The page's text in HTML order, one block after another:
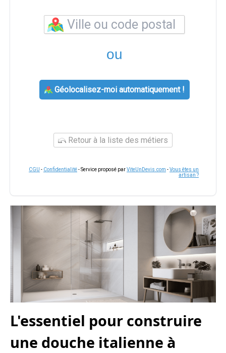
ou
Géolocalisez-moi automatiquement !
Retour à la liste des métiers
CGU - Confidentialité- Service proposé parViteUnDevis.com -Vous êtes un
artisan ?
L'essentiel pour construire
une douche italienne à